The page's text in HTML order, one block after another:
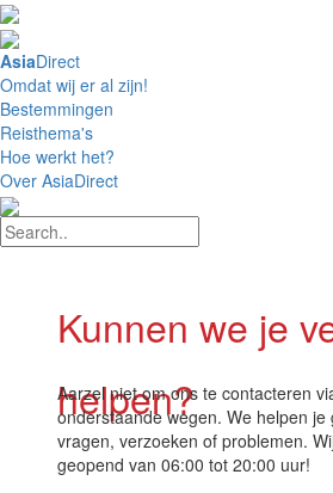
AsiaDirect
Omdat wij er al zijn!
Bestemmingen
Reisthema's
Hoe werkt het?
Over AsiaDirect
Kunnen we je
helpen?
Aarzel niet om ons te contacteren
onderstaande wegen. We helpen je
vragen, verzoeken of problemen.
geopend van 06:00 tot 20:00 uur!